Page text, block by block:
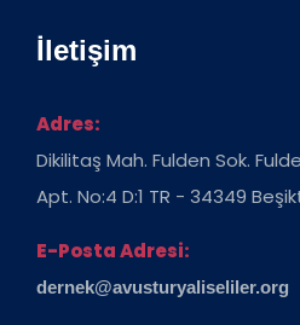
İletişim
Adres:
Dikilitaş Mah. Fulden Sok.
Apt. No:4 D:1 TR - 34349
E-Posta Adresi:
dernek@avusturyaliseliler.org